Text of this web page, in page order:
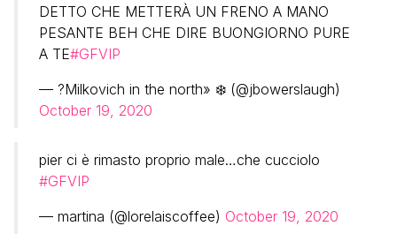
DETTO CHE METTERÀ UN FRENO A MANO
PESANTE BEH CHE DIRE BUONGIORNO PURE
A TE#GFVIP
— ?Milkovich in the north» ❄️ (@jbowerslaugh)
October 19, 2020
pier ci è rimasto proprio male…che cucciolo
#GFVIP
— martina (@lorelaiscoffee) October 19, 2020